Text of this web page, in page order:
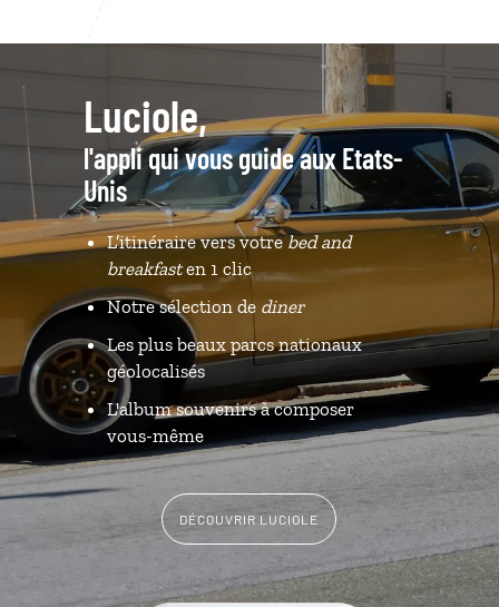
Luciole,
l'appli qui vous guide aux Etats-
Unis
L’itinéraire vers votrebed and
breakfasten 1 clic
Notre sélection de diner
Les plus beaux parcs nationaux
géolocalisés
L'album souvenirs à composer
vous-même
DÉCOUVRIR LUCIOLE